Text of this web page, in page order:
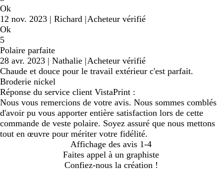
Ok
12 nov. 2023 | Richard |Acheteur vérifié
Ok
5
Polaire parfaite
28 avr. 2023 | Nathalie |Acheteur vérifié
Chaude et douce pour le travail extérieur c'est parfait.
Broderie nickel
Réponse du service client VistaPrint :
Nous vous remercions de votre avis. Nous sommes comblés
d'avoir pu vous apporter entière satisfaction lors de cette
commande de veste polaire. Soyez assuré que nous mettons
tout en œuvre pour mériter votre fidélité.
Affichage des avis 1-4
Faites appel à un graphiste
Confiez-nous la création !